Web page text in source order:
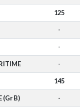
125
-
-
-
145
(Gr B) -